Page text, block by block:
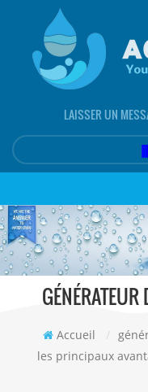
LAISSER UN
Accueil /
les principaux